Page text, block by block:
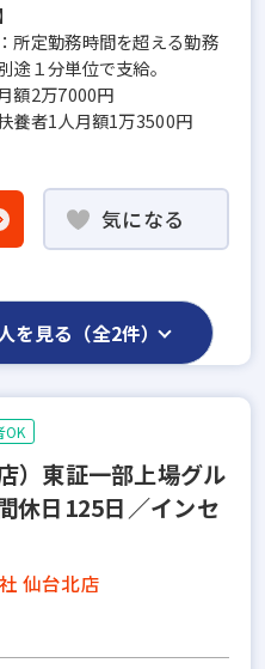
所定勤務時間を超える勤務
途１分単位で支給。
額2万7000円
養者1人月額1万3500円
気になる
を見る（全2件）
OK
）東証一部上場グル
休日125日／インセ
仙台北店